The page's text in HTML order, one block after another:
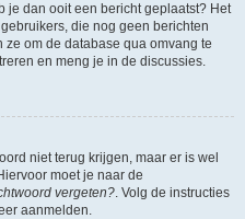
je dan ooit een bericht geplaatst? Het
die nog geen berichten
om de database qua omvang te
en meng je in de discussies.
niet terug krijgen, maar er is wel
moet je naar de
vergeten?. Volg de instructies
aanmelden.